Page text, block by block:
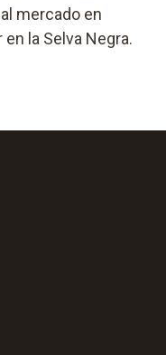
mercado en
la Selva Negra.